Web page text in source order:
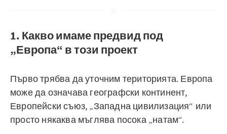
1. Какво имаме предвид под
„Европа“ в този проект
Първо трябва да уточним територията. Европа
може да означава географски континент,
Европейски съюз, „Западна цивилизация“ или
просто някаква мъглява посока „натам“.